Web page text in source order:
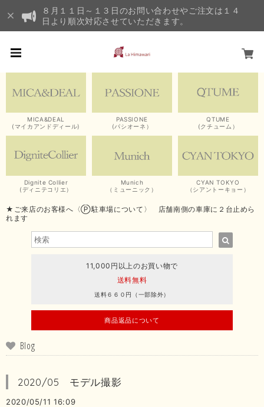
８月１１日～１３日のお問い合わせやご注文は１４
日より順次対応させていただきます。
MICA&DEAL
(マイカアンドディール)
PASSIONE
(パシオーネ）
QTUME
(クチューム）
Dignite Collier
(ディニテコリエ）
Munich
（ミューニック）
CYAN TOKYO
（シアントーキョー）
★ご来店のお客様へ〈Ⓟ駐車場について〉 店舗南側の車庫に２台止めら
れます
11,000円以上のお買い物で
送料無料
送料６６０円（一部除外）
商品返品について
Blog
2020/05 モデル撮影
2020/05/11 16:09